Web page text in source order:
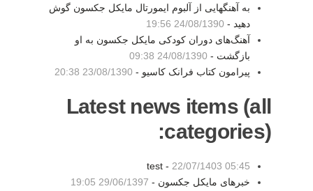
به آهنگهایی از آلبوم ایمورتال مایکل جکسون گوش
دهید - 24/08/1390 19:56
آهنگ‌های دوران کودکی مایکل جکسون به او
بازگشت - 24/08/1390 09:38
پیرامون کتاب فرانک کاسیو - 23/08/1390 20:38
Latest news items (all
categories):
test - 22/07/1403 05:45
خبرهای مایکل جکسون - 29/06/1397 19:05